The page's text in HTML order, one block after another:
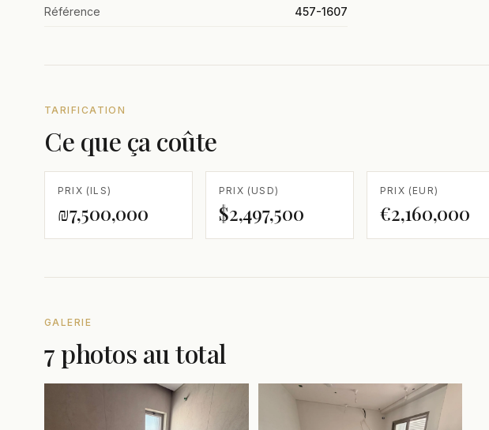
Référence 457-1607
TARIFICATION
Ce que ça coûte
PRIX (ILS)
₪7,500,000
PRIX (USD)
$2,497,500
PRIX (EUR)
€2,160,000
GALERIE
7 photos au total